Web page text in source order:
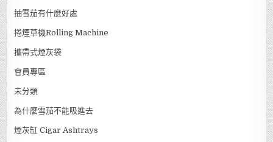
抽雪茄有什麼好處
捲煙草機Rolling Machine
攜帶式煙灰袋
會員專區
未分類
為什麼雪茄不能吸進去
煙灰缸 Cigar Ashtrays